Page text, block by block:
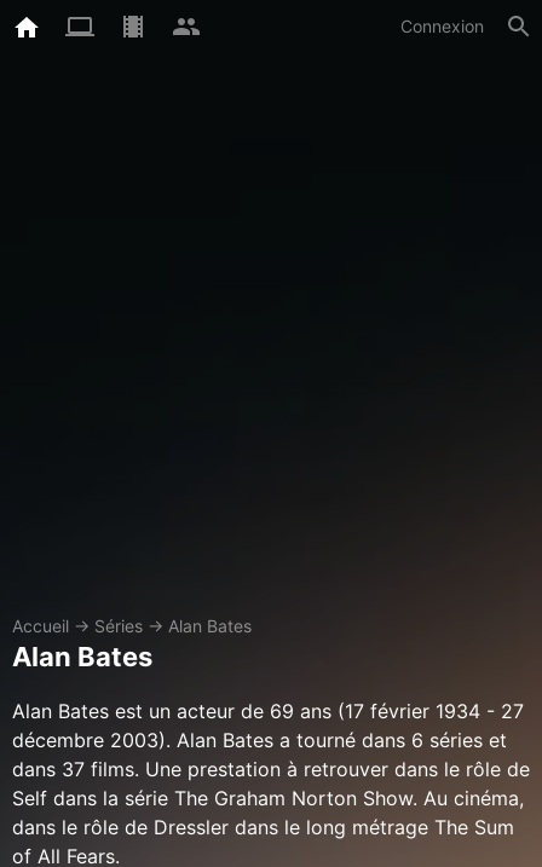
Connexion
Accueil → Séries → Alan Bates
Alan Bates
Alan Bates est un acteur de 69 ans (17 février 1934 - 27
décembre 2003). Alan Bates a tourné dans 6 séries et
dans 37 films. Une prestation à retrouver dans le rôle de
Self dans la série The Graham Norton Show. Au cinéma,
dans le rôle de Dressler dans le long métrage The Sum
of All Fears.